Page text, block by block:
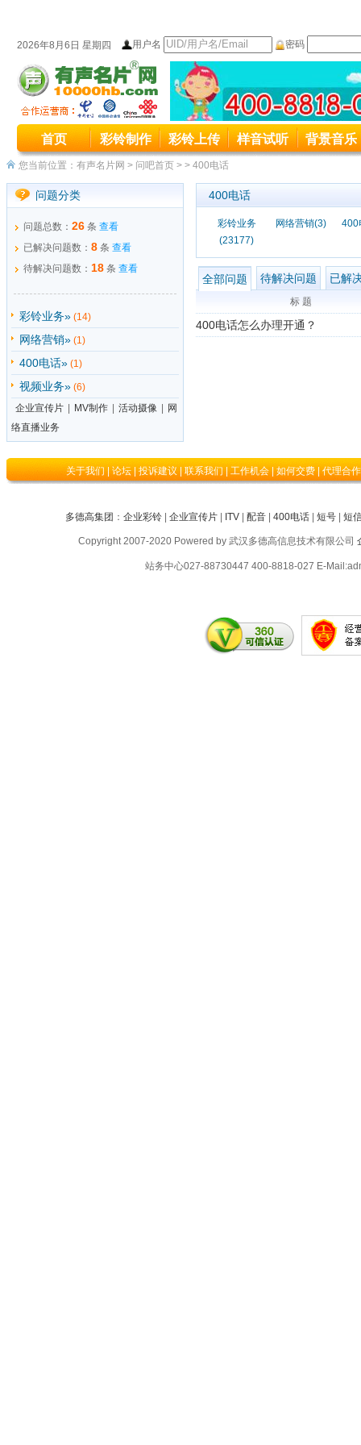
2026年8月6日 星期四 用户名 密码
本站统一服务热线变更公司400-
本站原400接入号码4006889027变更为
首页 彩铃制作 彩铃上传 样音试听 背景音乐
您当前位置： 有声名片网 > 问吧首页> > 400电话
问题分类
问题总数： 26条 查看
已解决问题数： 8条 查看
待解决问题数： 18条 查看
彩铃业务» (14)
网络营销» (1)
400电话» (1)
视频业务» (6)
企业宣传片 | MV制作 | 活动摄像 | 网
络直播业务
400电话
彩铃业务
(23177)
网络营销(3) 400
全部问题 待解决问题 已解
标 题
400电话怎么办理开通？
关于我们|论坛|投诉建议|联系我们|工作机会|如何交费|代理合作
多德高集团 ： 企业彩铃| 企业宣传片| ITV| 配音| 400电话| 短号| 短
Copyright 2007-2020 Powered by 武汉多德高信息技术有限公司
站务中心027-88730447 400-8818-027 E-